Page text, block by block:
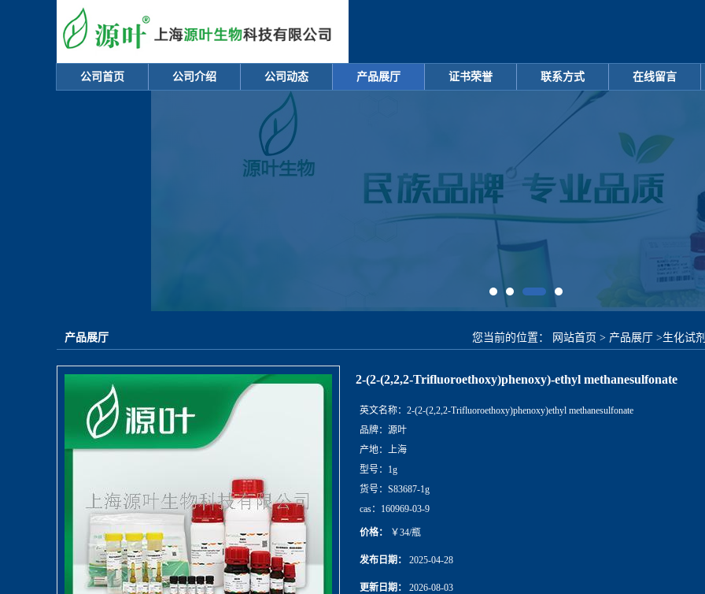
公司首页 公司介绍 公司动态 产品展厅 证书荣誉 联系方式 在线留言
产品展厅 您当前的位置： 网站首页 > 产品展厅 >生化试剂
2-(2-(2,2,2-Trifluoroethoxy)phenoxy)-ethyl methanesulfonate
英文名称： 2-(2-(2,2,2-Trifluoroethoxy)phenoxy)ethyl methanesulfonate
品牌： 源叶
产地： 上海
型号： 1g
货号： S83687-1g
cas： 160969-03-9
价格： ￥34/瓶
发布日期： 2025-04-28
更新日期： 2026-08-03